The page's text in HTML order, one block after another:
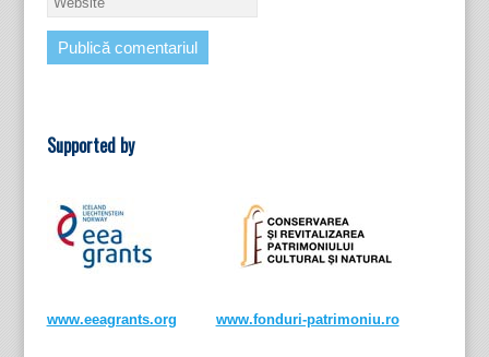
Supported by
www.eeagrants.org www.fonduri-patrimoniu.ro